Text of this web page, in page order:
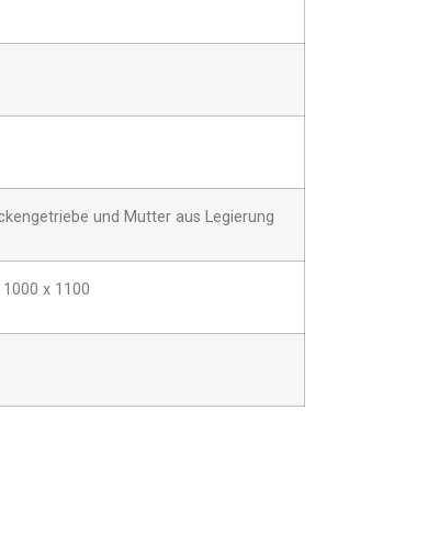
und Mutter aus Legierung
x 1100